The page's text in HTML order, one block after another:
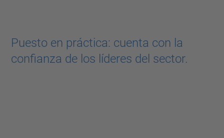
Puesto en práctica: cuenta con la
confianza de los líderes del sector.